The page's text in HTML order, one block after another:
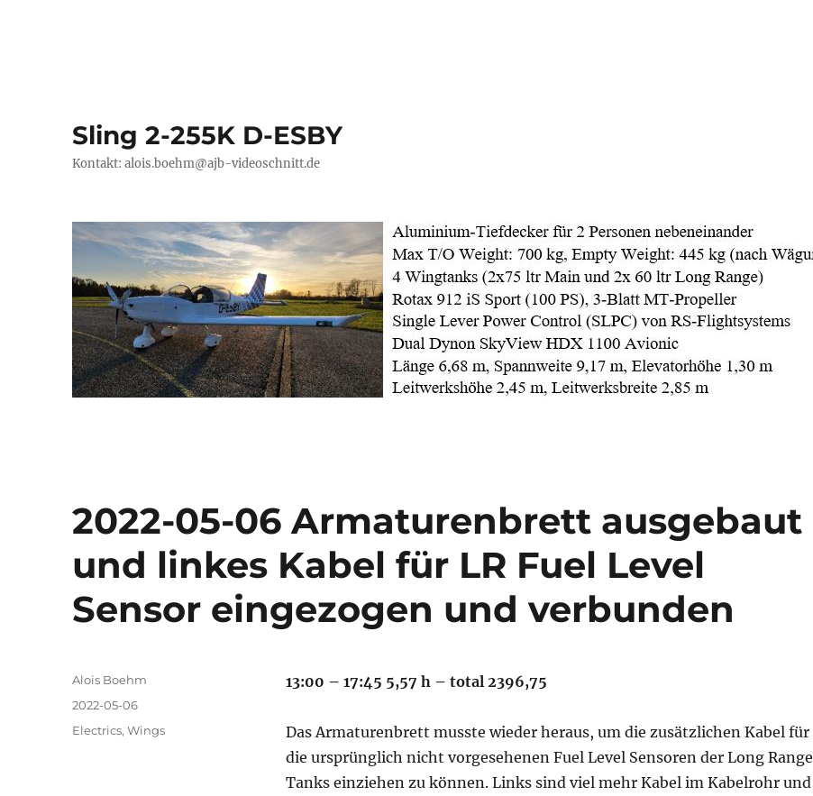
Sling 2-255K D-ESBY
Kontakt: alois.boehm@ajb-videoschnitt.de
2022-05-06 Armaturenbrett ausgebaut
und linkes Kabel für LR Fuel Level
Sensor eingezogen und verbunden
13:00 – 17:45 5,57 h – total 2396,75
Das Armaturenbrett musste wieder heraus, um die zusätzlichen Kabel für
die ursprünglich nicht vorgesehenen Fuel Level Sensoren der Long Range
Tanks einziehen zu können. Links sind viel mehr Kabel im Kabelrohr und
Autor
Alois Boehm
Veröffentlicht
am
2022-05-06
Kategorien
Electrics,Wings